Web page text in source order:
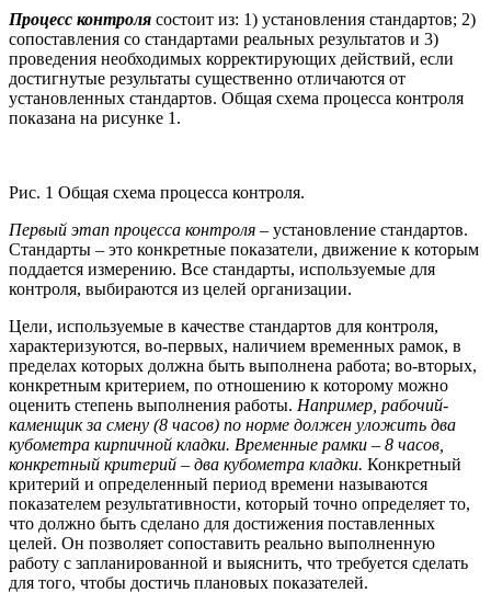
Процесс контроля состоит из: 1) установления стандартов; 2)
сопоставления со стандартами реальных результатов и 3)
проведения необходимых корректирующих действий, если
достигнутые результаты существенно отличаются от
установленных стандартов. Общая схема процесса контроля
показана на рисунке 1.
Рис. 1 Общая схема процесса контроля.
Первый этап процесса контроля – установление стандартов.
Стандарты – это конкретные показатели, движение к которым
поддается измерению. Все стандарты, используемые для
контроля, выбираются из целей организации.
Цели, используемые в качестве стандартов для контроля,
характеризуются, во-первых, наличием временных рамок, в
пределах которых должна быть выполнена работа; во-вторых,
конкретным критерием, по отношению к которому можно
оценить степень выполнения работы. Например, рабочий-
каменщик за смену (8 часов) по норме должен уложить два
кубометра кирпичной кладки. Временные рамки – 8 часов,
конкретный критерий – два кубометра кладки. Конкретный
критерий и определенный период времени называются
показателем результативности, который точно определяет то,
что должно быть сделано для достижения поставленных
целей. Он позволяет сопоставить реально выполненную
работу с запланированной и выяснить, что требуется сделать
для того, чтобы достичь плановых показателей.